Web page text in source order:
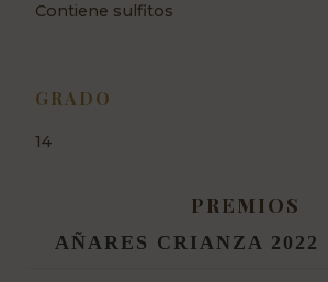
Contiene sulfitos
GRADO
14
PREMIOS
AÑARES CRIANZA 2022